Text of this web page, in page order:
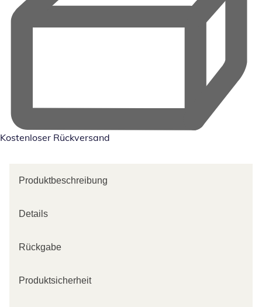
Kostenloser Rückversand
Produktbeschreibung
Details
Rückgabe
Produktsicherheit